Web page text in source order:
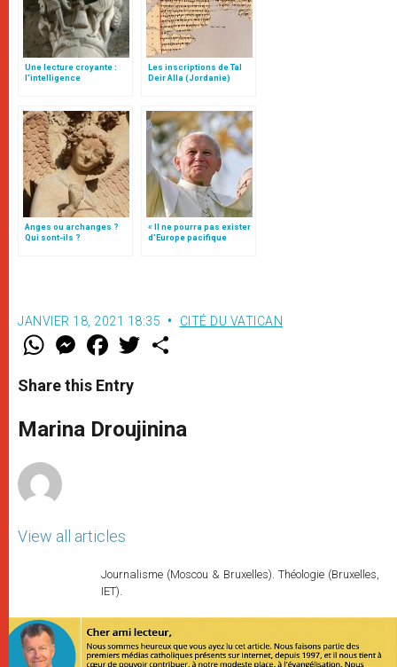
Une lecture croyante :
l’intelligence
Les inscriptions de Tal
Deir Alla (Jordanie)
Anges ou archanges ?
Qui sont-ils ?
« Il ne pourra pas exister
d’Europe pacifique
JANVIER 18, 2021 18:35 CITÉ DU VATICAN
W
t
s
p
p
M
e
s
e
g
e
F
a
e
b
o
k
w
r
Share this Entry
Marina Droujinina
View all articles
Journalisme (Moscou & Bruxelles). Théologie (Bruxelles,
IET).